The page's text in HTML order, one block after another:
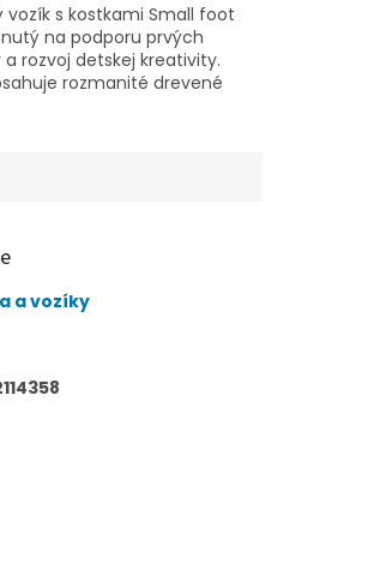
vozík s kostkami Small foot
na podporu prvých
a rozvoj detskej kreativity.
rozmanité drevené
a vozíky